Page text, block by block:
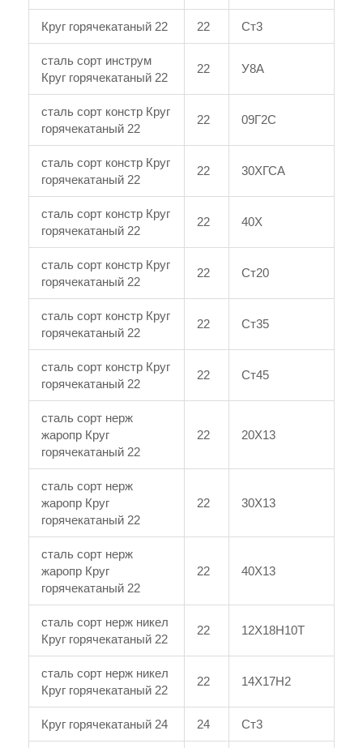
Круг горячекатаный 22 22 Ст3
сталь сорт инструм
Круг горячекатаный 22
22 У8А
сталь сорт констр Круг
горячекатаный 22
22 09Г2С
сталь сорт констр Круг
горячекатаный 22
22 30ХГСА
сталь сорт констр Круг
горячекатаный 22
22 40Х
сталь сорт констр Круг
горячекатаный 22
22 Ст20
сталь сорт констр Круг
горячекатаный 22
22 Ст35
сталь сорт констр Круг
горячекатаный 22
22 Ст45
сталь сорт нерж
жаропр Круг
горячекатаный 22
22 20Х13
сталь сорт нерж
жаропр Круг
горячекатаный 22
22 30Х13
сталь сорт нерж
жаропр Круг
горячекатаный 22
22 40Х13
сталь сорт нерж никел
Круг горячекатаный 22
22 12Х18Н10Т
сталь сорт нерж никел
Круг горячекатаный 22
22 14Х17Н2
Круг горячекатаный 24 24 Ст3